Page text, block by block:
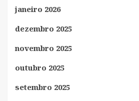
janeiro 2026
dezembro 2025
novembro 2025
outubro 2025
setembro 2025